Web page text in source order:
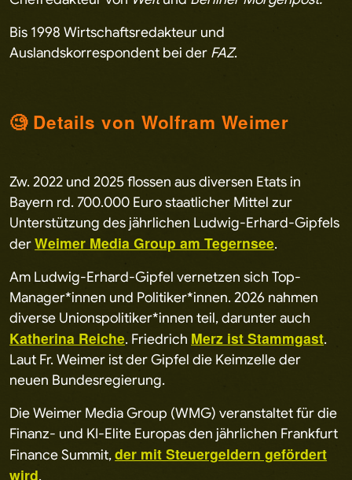
Bis 1998 Wirtschaftsredakteur und
Auslandskorrespondent bei der FAZ.
🧐 Details von Wolfram Weimer
Zw. 2022 und 2025 flossen aus diversen Etats in
Bayern rd. 700.000 Euro staatlicher Mittel zur
Unterstützung des jährlichen Ludwig-Erhard-Gipfels
derWeimer Media Group am Tegernsee.
Am Ludwig-Erhard-Gipfel vernetzen sich Top-
Manager*innen und Politiker*innen. 2026 nahmen
diverse Unionspolitiker*innen teil, darunter auch
Katherina Reiche. Friedrich Merz ist Stammgast.
Laut Fr. Weimer ist der Gipfel die Keimzelle der
neuen Bundesregierung.
Die Weimer Media Group (WMG) veranstaltet für die
Finanz- und KI-Elite Europas den jährlichen Frankfurt
Finance Summit,der mit Steuergeldern gefördert
wird.